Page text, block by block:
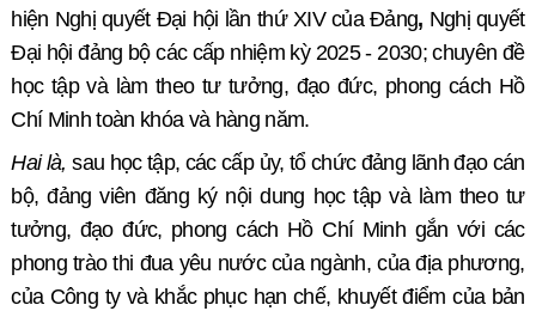
hiện Nghị quyết Đại hội lần thứ XIV của Đảng, Nghị quyết
Đại hội đảng bộ các cấp nhiệm kỳ 2025 - 2030; chuyên đề
học tập và làm theo tư tưởng, đạo đức, phong cách Hồ
Chí Minhtoàn khóa và hàng năm.
Hai là, sau học tập, các cấp ủy, tổ chức đảng lãnh đạo cán
bộ, đảng viên đăng ký nội dung học tập và làm theo tư
tưởng, đạo đức, phong cách Hồ Chí Minh gắn với các
phong trào thi đua yêu nước của ngành, của địa phương,
của Công ty và khắc phục hạn chế, khuyết điểm của bản